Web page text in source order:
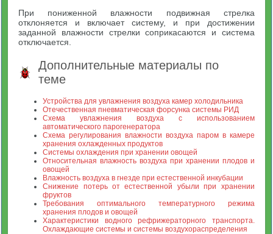
При пониженной влажности подвижная стрелка
отклоняется и включает систему, и при достижении
заданной влажности стрелки соприкасаются и система
отключается.
Дополнительные материалы по
теме
Устройства для увлажнения воздуха камер холодильника
Отечественная пневматическая форсунка системы РИД
Схема увлажнения воздуха с использованием
автоматического парогенератора
Схема регулирования влажности воздуха паром в камере
хранения охлажденных продуктов
Системы охлаждения при хранении овощей
Относительная влажность воздуха при хранении плодов и
овощей
Влажность воздуха в гнезде при естественной инкубации
Снижение потерь от естественной убыли при хранении
фруктов
Требования оптимального температурного режима
хранения плодов и овощей
Характеристики водного рефрижераторного транспорта.
Охлаждающие системы и системы воздухораспределения